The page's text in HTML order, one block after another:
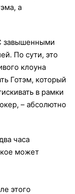
а
завышенными
По сути, это
клоуна
Готэм, который
в рамки
– абсолютно
часа
может
этого